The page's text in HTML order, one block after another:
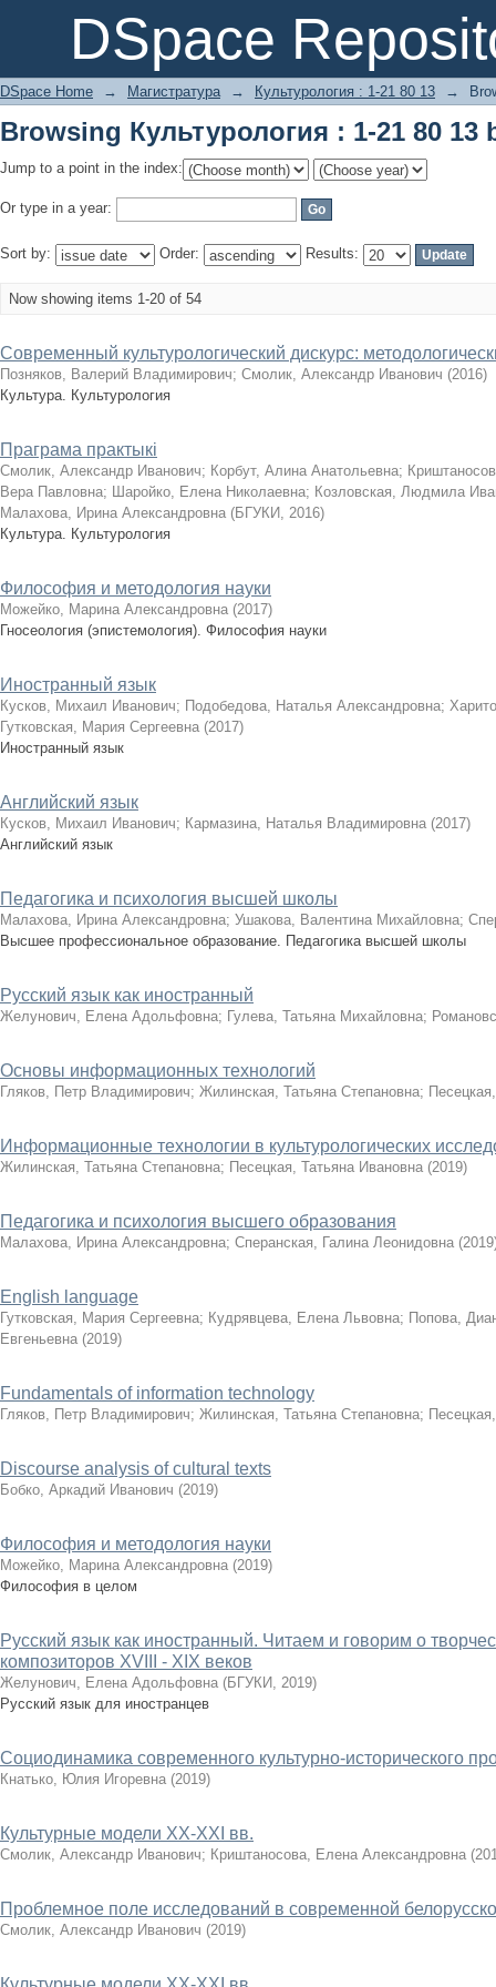
DSpace
Browsing Культурология : 1-21 80 13
DSpace Home → Магистратура → Культурология : 1-21 80 13 →
Browsing Культурология : 1-21 80 13
Jump to a point in the index:
Or type in a year:
Sort by: Order: Results:
Now showing items 1-20 of 54
Современный культурологический дискурс:
Позняков, Валерий Владимирович; Смолик, Александр Иванович (2016)
Культура. Культурология
Праграма практыкі
Смолик, Александр Иванович; Корбут, Алина Анатольевна;
Вера Павловна; Шаройко, Елена Николаевна; Козловская, Людмила
Малахова, Ирина Александровна (БГУКИ, 2016)
Культура. Культурология
Философия и методология науки
Можейко, Марина Александровна (2017)
Гносеология (эпистемология). Философия науки
Иностранный язык
Кусков, Михаил Иванович; Подобедова, Наталья Александровна;
Гутковская, Мария Сергеевна (2017)
Иностранный язык
Английский язык
Кусков, Михаил Иванович; Кармазина, Наталья Владимировна (2017)
Английский язык
Педагогика и психология высшей школы
Малахова, Ирина Александровна; Ушакова, Валентина Михайловна;
Высшее профессиональное образование. Педагогика высшей школы
Русский язык как иностранный
Желунович, Елена Адольфовна; Гулева, Татьяна Михайловна;
Основы информационных технологий
Гляков, Петр Владимирович; Жилинская, Татьяна Степановна;
Информационные технологии в культурологических
Жилинская, Татьяна Степановна; Песецкая, Татьяна Ивановна (2019)
Педагогика и психология высшего образования
Малахова, Ирина Александровна; Сперанская, Галина Леонидовна (2019
English language
Гутковская, Мария Сергеевна; Кудрявцева, Елена Львовна; Попова,
Евгеньевна (2019)
Fundamentals of information technology
Гляков, Петр Владимирович; Жилинская, Татьяна Степановна;
Discourse analysis of cultural texts
Бобко, Аркадий Иванович (2019)
Философия и методология науки
Можейко, Марина Александровна (2019)
Философия в целом
Русский язык как иностранный. Читаем и говорим о
композиторов XVIII - XIX веков
Желунович, Елена Адольфовна (БГУКИ, 2019)
Русский язык для иностранцев
Социодинамика современного культурно-исторического
Кнатько, Юлия Игоревна (2019)
Культурные модели XX-XXI вв.
Смолик, Александр Иванович; Криштаносова, Елена Александровна (
Проблемное поле исследований в современной
Смолик, Александр Иванович (2019)